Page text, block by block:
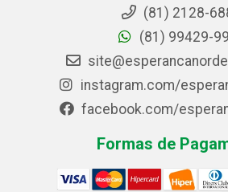
(81) 2128-
(81) 99429-
instagram.com/
facebook.com/
Formas de